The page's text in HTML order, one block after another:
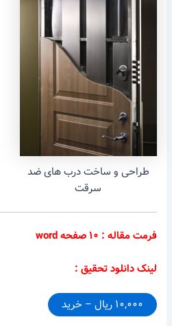
طراحی و ساخت درب های ضد
سرقت
فرمت مقاله : ۱۰ صفحه word
لینک دانلود تحقیق :
۱۰,۰۰۰ ریال – خرید